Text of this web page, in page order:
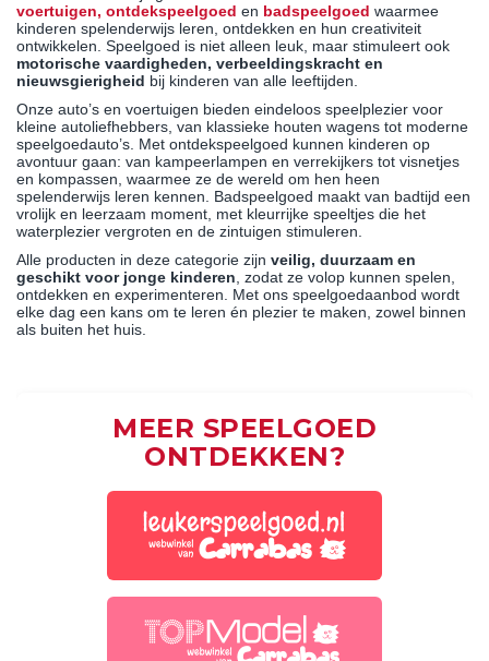
voertuigen, ontdekspeelgoed en badspeelgoed waarmee
kinderen spelenderwijs leren, ontdekken en hun creativiteit
ontwikkelen. Speelgoed is niet alleen leuk, maar stimuleert ook
motorische vaardigheden, verbeeldingskracht en
nieuwsgierigheid bij kinderen van alle leeftijden.
Onze auto’s en voertuigen bieden eindeloos speelplezier voor
kleine autoliefhebbers, van klassieke houten wagens tot moderne
speelgoedauto’s. Met ontdekspeelgoed kunnen kinderen op
avontuur gaan: van kampeerlampen en verrekijkers tot visnetjes
en kompassen, waarmee ze de wereld om hen heen
spelenderwijs leren kennen. Badspeelgoed maakt van badtijd een
vrolijk en leerzaam moment, met kleurrijke speeltjes die het
waterplezier vergroten en de zintuigen stimuleren.
Alle producten in deze categorie zijn veilig, duurzaam en
geschikt voor jonge kinderen, zodat ze volop kunnen spelen,
ontdekken en experimenteren. Met ons speelgoedaanbod wordt
elke dag een kans om te leren én plezier te maken, zowel binnen
als buiten het huis.
MEER SPEELGOED
ONTDEKKEN?